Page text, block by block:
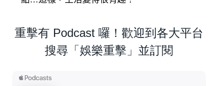
重擊有 Podcast 囉！歡迎到各大平台
搜尋「娛樂重擊」並訂閱